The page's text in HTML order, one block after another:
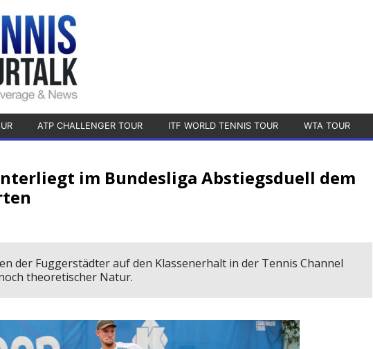
ATP CHALLENGER TOUR ITF WORLD TENNIS TOUR WTA TOUR
im Bundesliga Abstiegsduell dem
der Fuggerstädter auf den Klassenerhalt in der Tennis Channel
theoretischer Natur.